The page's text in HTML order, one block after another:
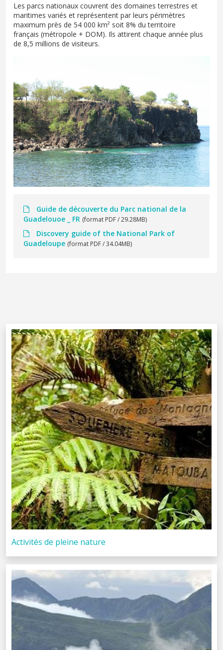
Les parcs nationaux couvrent des domaines terrestres et
maritimes variés et représentent par leurs périmètres
maximum près de 54 000 km² soit 8% du territoire
français (métropole + DOM). Ils attirent chaque année plus
de 8,5 millions de visiteurs.
Guide de découverte du Parc national de la
Guadelouoe _ FR (format PDF / 29.28MB)
Discovery guide of the National Park of
Guadeloupe (format PDF / 34.04MB)
Activités de pleine nature